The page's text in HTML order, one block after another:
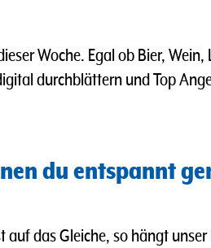
Woche. Egal ob Bier,
durchblättern und Top
du entspannt
das Gleiche, so hängt